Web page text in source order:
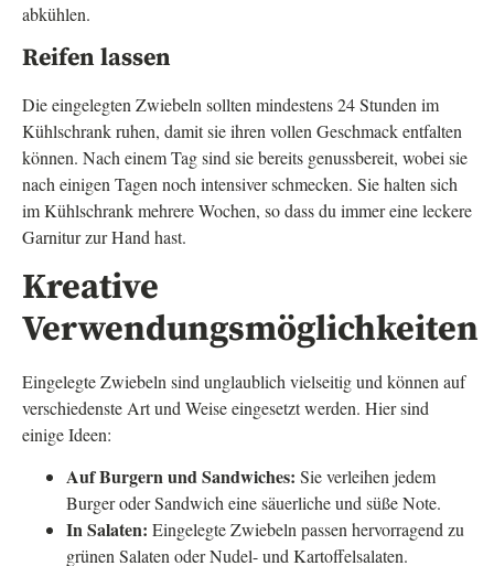
abkühlen.
Reifen lassen
Die eingelegten Zwiebeln sollten mindestens 24 Stunden im
Kühlschrank ruhen, damit sie ihren vollen Geschmack entfalten
können. Nach einem Tag sind sie bereits genussbereit, wobei sie
nach einigen Tagen noch intensiver schmecken. Sie halten sich
im Kühlschrank mehrere Wochen, so dass du immer eine leckere
Garnitur zur Hand hast.
Kreative
Verwendungsmöglichkeiten
Eingelegte Zwiebeln sind unglaublich vielseitig und können auf
verschiedenste Art und Weise eingesetzt werden. Hier sind
einige Ideen:
Auf Burgern und Sandwiches: Sie verleihen jedem
Burger oder Sandwich eine säuerliche und süße Note.
In Salaten: Eingelegte Zwiebeln passen hervorragend zu
grünen Salaten oder Nudel- und Kartoffelsalaten.